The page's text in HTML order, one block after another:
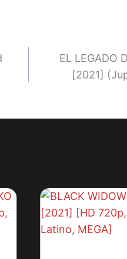
EL LEGADO
[2021]